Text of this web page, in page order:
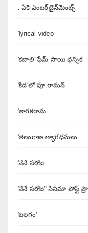
. ఏకె ఎంటర్‌టైన్‌మెంట్స్
'lyrical video
'కబాలి' ఫేమ్ సాయి ధన్సిక
'కిడ'లో పూ రామన్
'తారకరామ
'తెలంగాణ త్యాగధనులు
'నేనే సరోజ
'నేనే సరోజ'' సినిమా పోస్ట్
'బలగం'